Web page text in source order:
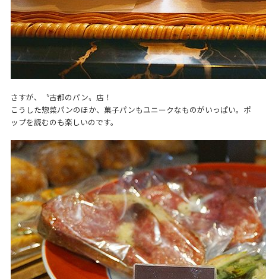
さすが、〝古都のパン〟店！
こうした惣菜パンのほか、菓子パンもユニークなものがいっぱい。ポ
ップを読むのも楽しいのです。